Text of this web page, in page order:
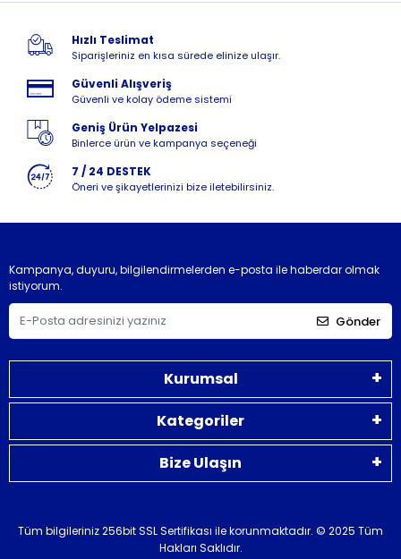
Hızlı Teslimat
Siparişleriniz en kısa sürede elinize ulaşır.
Güvenli Alışveriş
Güvenli ve kolay ödeme sistemi
Geniş Ürün Yelpazesi
Binlerce ürün ve kampanya seçeneği
7 / 24 DESTEK
Öneri ve şikayetlerinizi bize iletebilirsiniz.
Kampanya, duyuru, bilgilendirmelerden e-posta ile haberdar olmak
istiyorum.
Gönder
Kurumsal
Kategoriler
Bize Ulaşın
Tüm bilgileriniz 256bit SSL Sertifikası ile korunmaktadır. © 2025 Tüm
Hakları Saklıdır.